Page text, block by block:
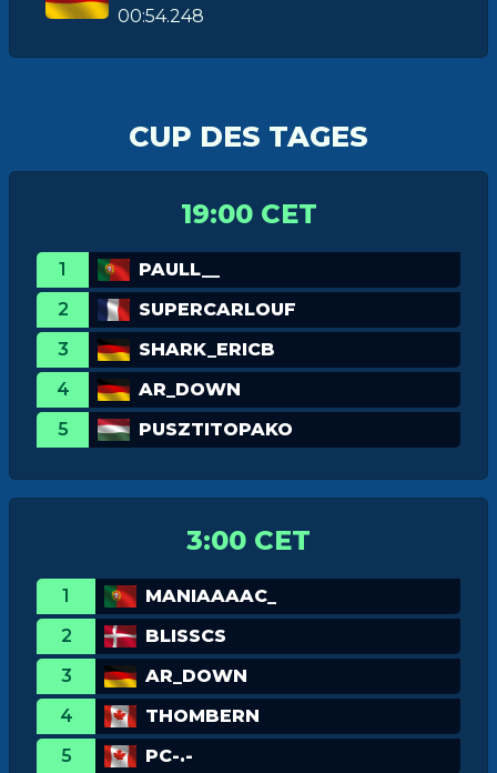
00:54.248
CUP DES TAGES
19:00 CET
1
PAULL__
2
SUPERCARLOUF
3
SHARK_ERICB
4
AR_DOWN
5
PUSZTITOPAKO
3:00 CET
1
MANIAAAAC_
2
BLISSCS
3
AR_DOWN
4
THOMBERN
5
PC-.-